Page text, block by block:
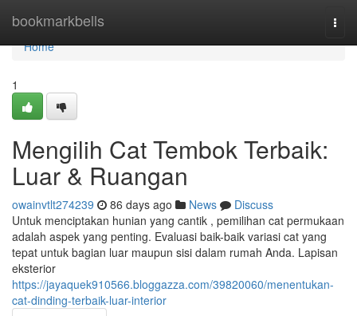
bookmarkbells
Home
Home
1
Mengilih Cat Tembok Terbaik:
Luar & Ruangan
owainvtlt274239 86 days ago News
Discuss
Untuk menciptakan hunian yang cantik , pemilihan cat permukaan
adalah aspek yang penting. Evaluasi baik-baik variasi cat yang
tepat untuk bagian luar maupun sisi dalam rumah Anda. Lapisan
eksterior
https://jayaquek910566.bloggazza.com/39820060/menentukan-
cat-dinding-terbaik-luar-interior